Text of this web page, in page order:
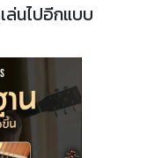
ล่นไปอีกแบบ